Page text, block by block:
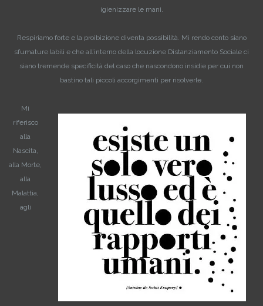
igienizzare le mani.
Respiriamo forte e la proibizione diventa possibilità. Mi rendo conto siano
sfumature labili e che all’interno della locuzione Distanziamento Sociale ci
siano tremende specificità del caso che nascondono insidie per cui non
bastino tali piccoli accorgimenti per risolverle.
Mi
riferisco
alla
Nascita,
alla Morte,
alla
Malattia,
agli